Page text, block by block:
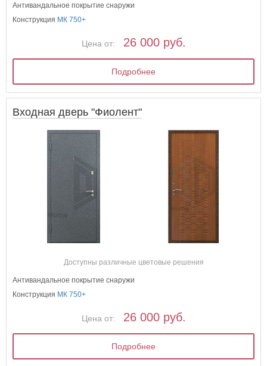
Антивандальное покрытие снаружи
Конструкция МК 750+
Цена от: 26 000 руб.
Подробнее
Входная дверь "Фиолент"
Доступны различные цветовые решения
Антивандальное покрытие снаружи
Конструкция МК 750+
Цена от: 26 000 руб.
Подробнее